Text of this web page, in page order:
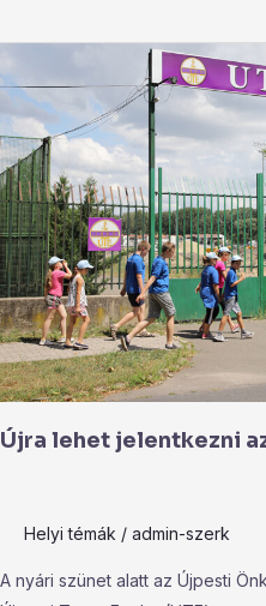
Újra lehet jelentkezni
Helyi témák / admin-szerk
A nyári szünet alatt az Újpesti
lehet
jelentkezni
az
UTE
napközis
táborába